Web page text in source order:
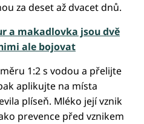
za deset až dvacet dnů.
a makadlovka jsou dvě
ale bojovat
1:2 s vodou a přelijte
aplikujte na místa
plíseň. Mléko její vznik
prevence před vznikem